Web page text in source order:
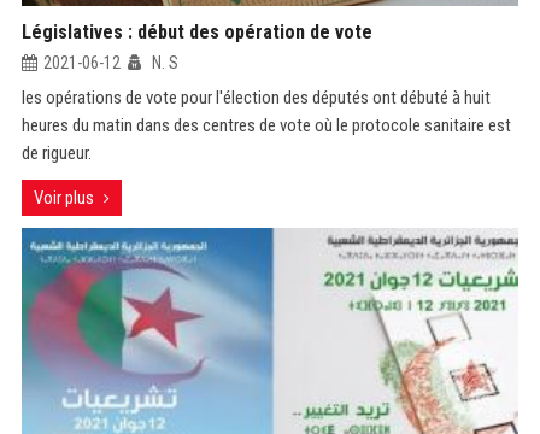
Législatives : début des opération de vote
2021-06-12 N. S
les opérations de vote pour l'élection des députés ont débuté à huit
heures du matin dans des centres de vote où le protocole sanitaire est
de rigueur.
Voir plus